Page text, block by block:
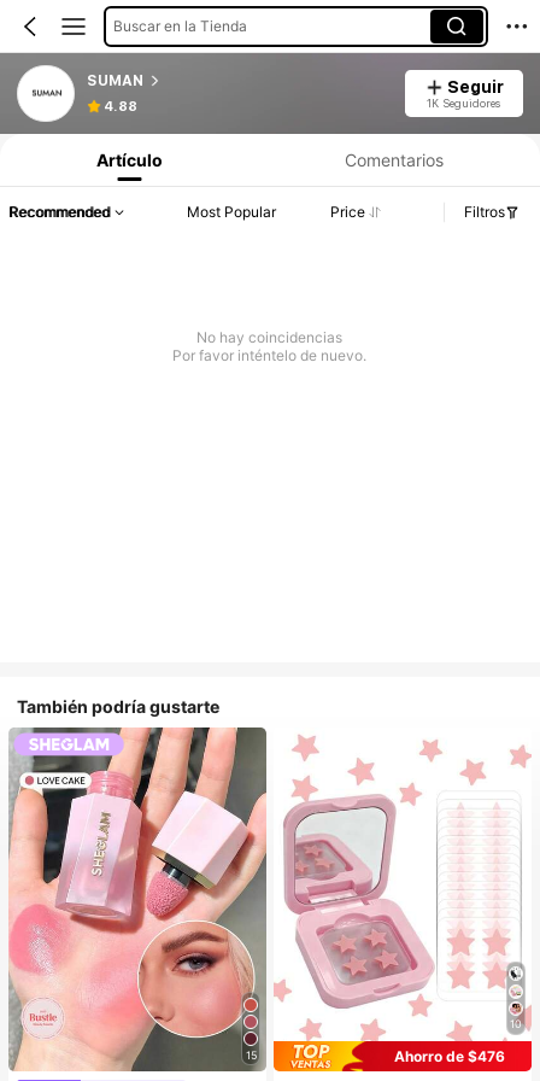
Buscar en la Tienda
SUMAN
4.88
Seguir
1K Seguidores
Artículo Comentarios
Recommended Most Popular Price Filtros
No hay coincidencias
Por favor inténtelo de nuevo.
También podría gustarte
15
10
Ahorro de $476